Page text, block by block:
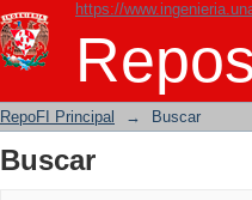
https://
Buscar
RepoFI Principal → Buscar
Buscar